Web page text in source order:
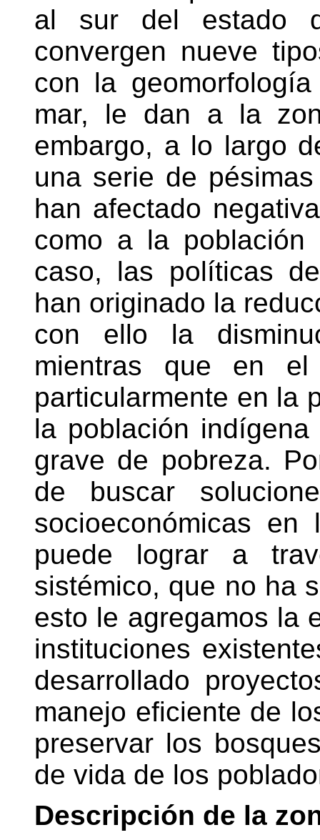
al sur del estado
convergen nueve
con la
mar, le dan a la
embargo, a lo largo
una serie de
han afectado
como a la
caso, las políticas
han originado la
con ello la
mientras que en el
particularmente en la
la población
grave de pobreza.
de buscar
socioeconómicas
puede lograr a
sistémico, que no ha
esto le agregamos la
instituciones
desarrollado
manejo eficiente de
preservar los
de vida de los
Descripción de la